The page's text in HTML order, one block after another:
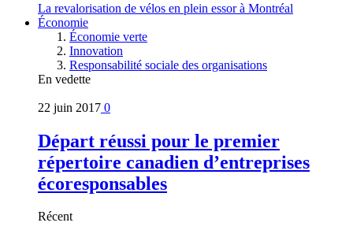
La revalorisation de vélos en plein essor à Montréal
Économie
Économie verte
Innovation
Responsabilité sociale des organisations
En vedette
22 juin 2017 0
Départ réussi pour le premier
répertoire canadien d’entreprises
écoresponsables
Récent